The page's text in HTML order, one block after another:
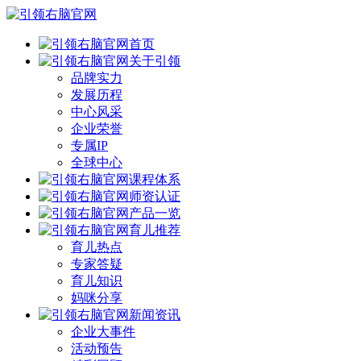
首页
关于引领
品牌实力
发展历程
中心风采
企业荣誉
专属IP
全球中心
课程体系
师资认证
产品一览
育儿推荐
育儿热点
专家答疑
育儿知识
妈咪分享
新闻资讯
企业大事件
活动预告